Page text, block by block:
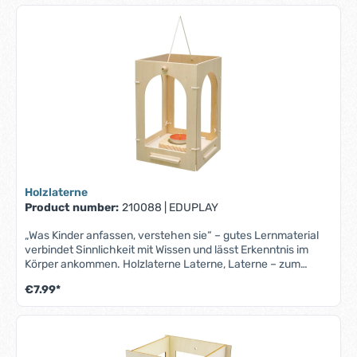
Holzlaterne
Product number: 210088 EDUPLAY
„Was Kinder anfassen, verstehen sie“ – gutes Lernmaterial
verbindet Sinnlichkeit mit Wissen und lässt Erkenntnis im
Körper ankommen. Holzlaterne Laterne, Laterne – zum
Schnur und Boden lässt sich eine stabile Holzlaterne
basteln. Die Fenster können von innen mit farbigem
schon erstrahlt die Laterne für den Martinstag. Lieferung
ohne Transparentpapier. 🇩🇪Aus DeutschlandEduplay
€7.99*